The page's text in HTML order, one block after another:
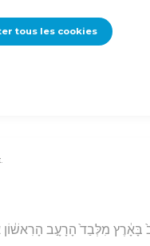
וְיַעֲקֹ֞ב
of Biblical Literature and
בָּאָ֔רֶץ מִלְּבַד֙ הָרָעָ֣ב
tous les cookies